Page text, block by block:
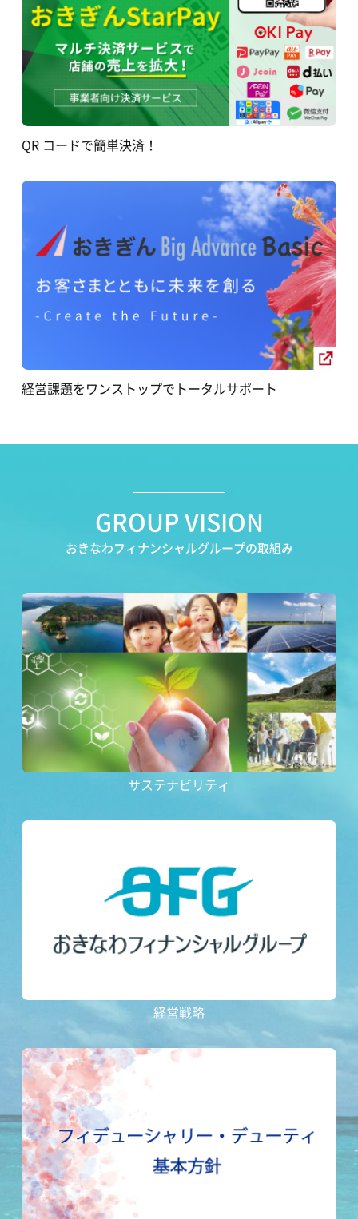
QR コードで簡単決済！
経営課題をワンストップでトータルサポート
GROUP VISION
おきなわフィナンシャルグループの取組み
サステナビリティ
経営戦略